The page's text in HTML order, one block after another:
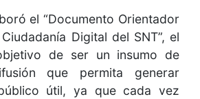
el “Documento Orientador
Digital del SNT”, el
de ser un insumo de
que permita generar
útil, ya que cada vez